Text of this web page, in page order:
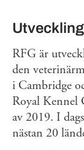
RFG är
den
i Cambridge
Royal Kennel
av 2019. I
nästan 20